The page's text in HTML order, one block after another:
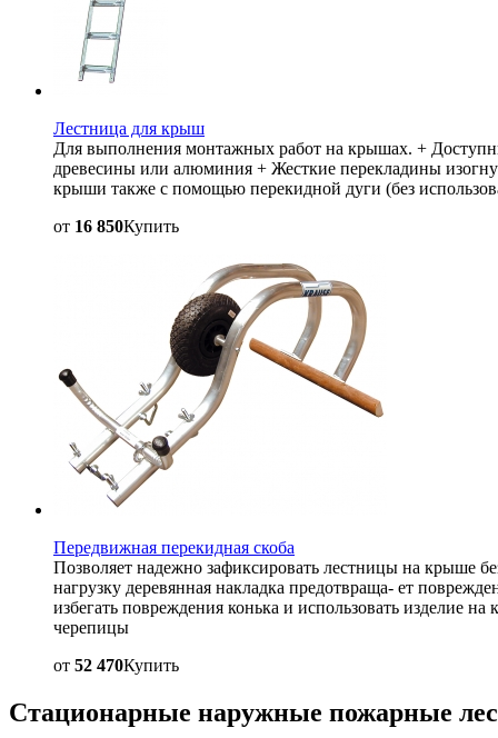
Лестница для крыш
Для выполнения монтажных работ на крышах. +
древесины или алюминия + Жесткие перекладины
крыши также с помощью перекидной дуги (без
от 16 850Купить
Передвижная перекидная скоба
Позволяет надежно зафиксировать лестницы на крыше
нагрузку деревянная накладка предотвраща- ет
избегать повреждения конька и использовать изделие
черепицы
от 52 470Купить
Стационарные наружные пожарные